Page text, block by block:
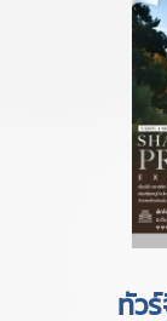
ทัว